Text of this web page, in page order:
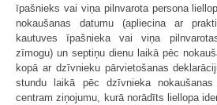
īpašnieks vai viņa pilnvarota persona
nokaušanas datumu (apliecina ar
kautuves īpašnieka vai viņa
zīmogu) un septiņu dienu laikā pēc
kopā ar dzīvnieku pārvietošanas
stundu laikā pēc dzīvnieka
centram ziņojumu, kurā norādīts liellopa